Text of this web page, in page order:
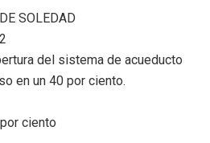
SOLEDAD
del sistema de acueducto
en un 40 por ciento.
ciento